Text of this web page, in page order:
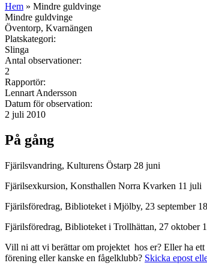
Hem » Mindre guldvinge
Mindre guldvinge
Öventorp, Kvarnängen
Platskategori:
Slinga
Antal observationer:
2
Rapportör:
Lennart Andersson
Datum för observation:
2 juli 2010
På gång
Fjärilsvandring, Kulturens Östarp 28 juni
Fjärilsexkursion, Konsthallen Norra Kvarken 11 juli
Fjärilsföredrag, Biblioteket i Mjölby, 23 september
Fjärilsföredrag, Biblioteket i Trollhättan, 27 oktober
Vill ni att vi berättar om projektet hos er? Eller ha
förening eller kanske en fågelklubb? Skicka epost